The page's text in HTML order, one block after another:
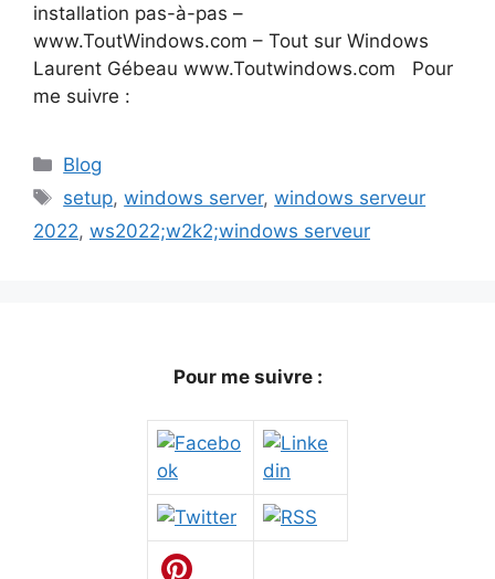
installation pas-à-pas –
www.ToutWindows.com – Tout sur Windows
Laurent Gébeau www.Toutwindows.com Pour
me suivre :
Catégories
Blog
Étiquettes
setup,windows server,windows serveur
2022, ws2022;w2k2;windows serveur
Pour me suivre :